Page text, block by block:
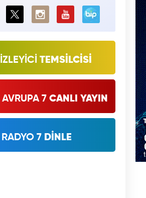
BiP
İZLEYİCİ TEMSİLCİSİ
AVRUPA 7 CANLI YAYIN
RADYO 7 DİNLE